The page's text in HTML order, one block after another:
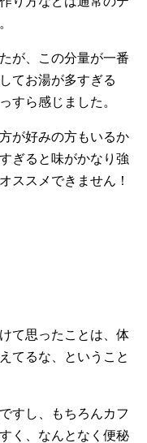
が、この分量が一番
てお湯が多すぎる
すら感じました。
が好みの方もいるか
ぎると味がかなり強
ススメできません！
て思ったことは、体
てるな、ということ
すし、もちろんカフ
く、なんとなく便秘